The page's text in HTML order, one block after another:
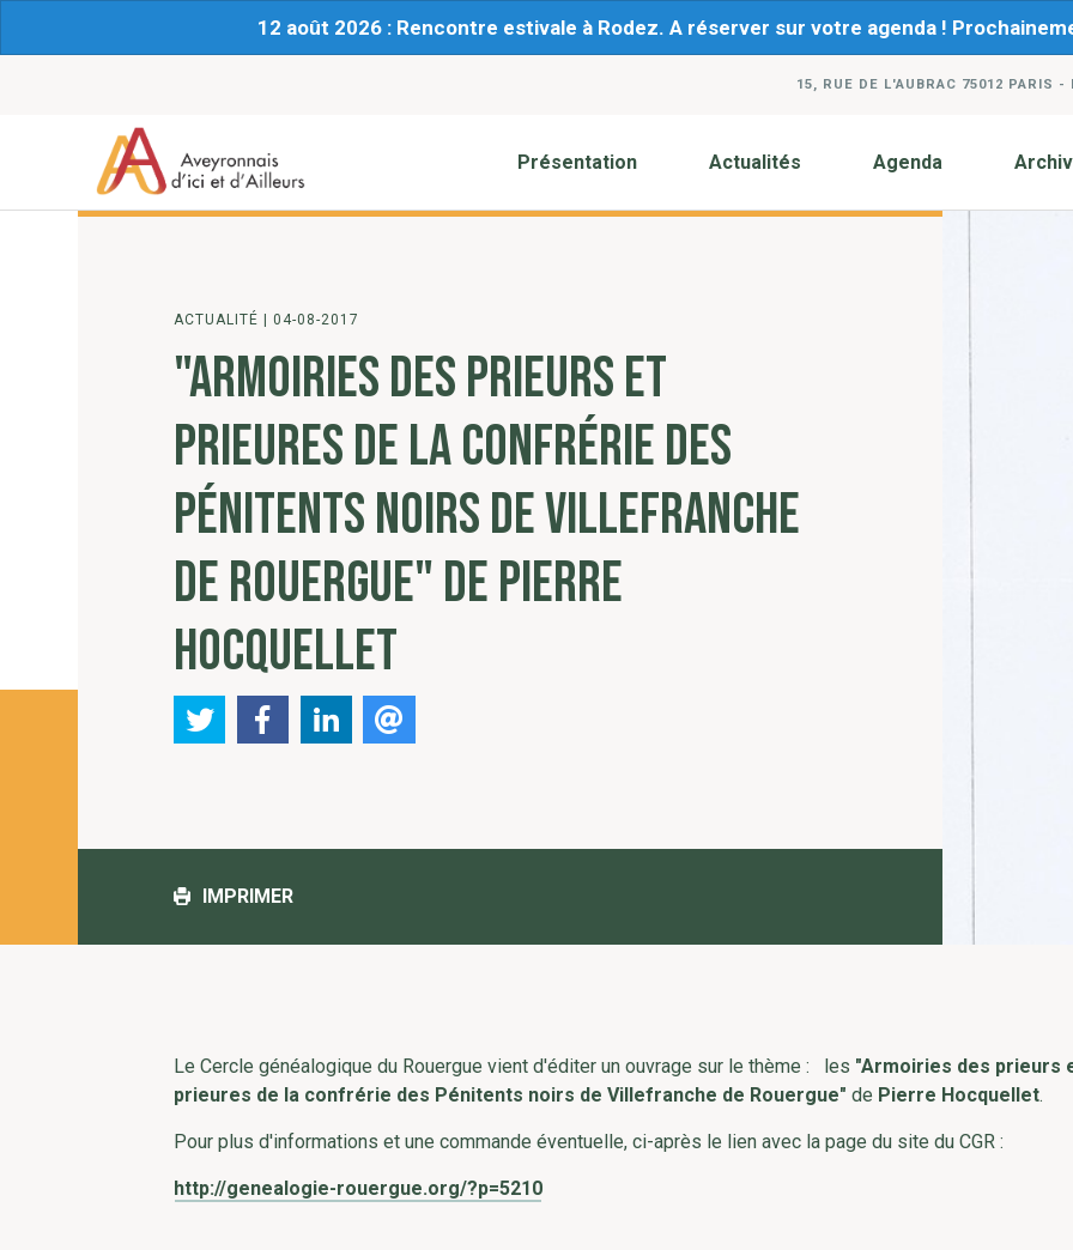
12 août 2026 : Rencontre estivale à Rodez. A réserver sur votre agenda !
15, RUE DE L'AUBRAC 75012 PARIS -
Présentation Actualités Agenda
ACTUALITÉ 04-08-2017
"ARMOIRIES DES PRIEURS ET
PRIEURES DE LA CONFRÉRIE DES
PÉNITENTS NOIRS DE VILLEFRANCHE
DE ROUERGUE" DE PIERRE
HOCQUELLET
IMPRIMER
Le Cercle généalogique du Rouergue vient d'éditer un ouvrage sur le thème : les "Armoiries des prieurs
prieures de la confrérie des Pénitents noirs de Villefranche de Rouergue" de Pierre Hocquellet.
Pour plus d'informations et une commande éventuelle, ci-après le lien avec la page du site du CGR :
http://genealogie-rouergue.org/?p=5210